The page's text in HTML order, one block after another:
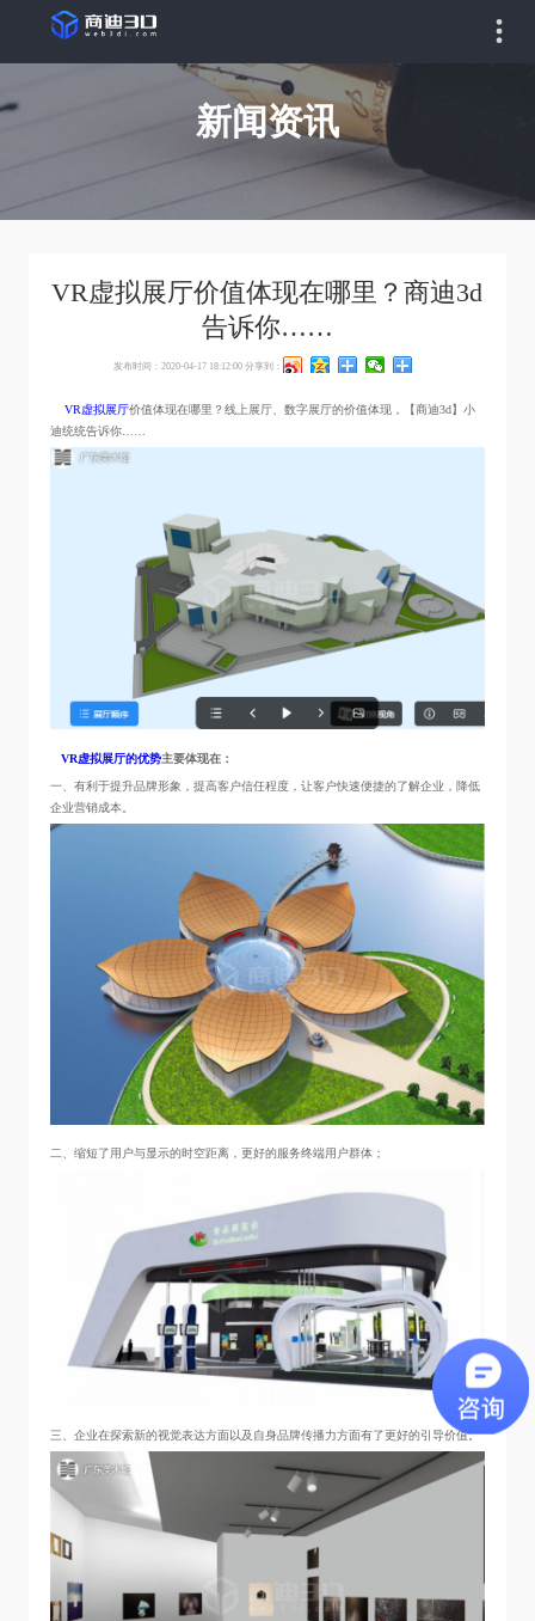
新闻资讯
VR虚拟展厅价值体现在哪里？商迪3d
告诉你……
发布时间：2020-04-17 18:12:00分享到：
VR虚拟展厅价值体现在哪里？线上展厅、数字展厅的价值体现，【商迪3d】小
迪统统告诉你……
VR虚拟展厅的优势主要体现在：
一、有利于提升品牌形象，提高客户信任程度，让客户快速便捷的了解企业，降低
企业营销成本。
二、缩短了用户与显示的时空距离，更好的服务终端用户群体；
三、企业在探索新的视觉表达方面以及自身品牌传播力方面有了更好的引导价值。